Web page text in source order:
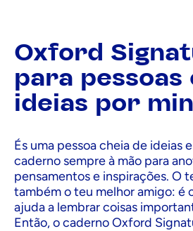
Oxford
para pessoas
ideias por
És uma pessoa cheia de ideias
caderno sempre à mão para
pensamentos e inspirações. O
também o teu melhor amigo: é
ajuda a lembrar coisas
Então, o caderno Oxford